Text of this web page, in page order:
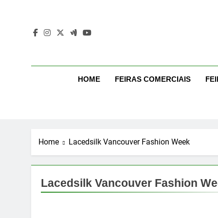
HOME FEIRAS COMERCIAIS
Home Lacedsilk Vancouver Fashion Week
Lacedsilk Vancouver Fashion